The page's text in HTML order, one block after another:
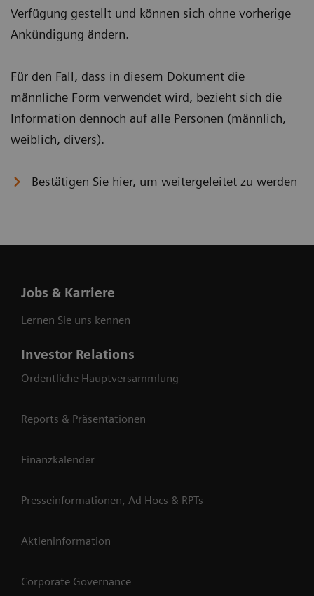
Verfügung gestellt und können sich ohne vorherige
Ankündigung ändern.
Für den Fall, dass in diesem Dokument die
männliche Form verwendet wird, bezieht sich die
Information dennoch auf alle Personen (männlich,
weiblich, divers).
Bestätigen Sie hier, um weitergeleitet zu werden
Jobs & Karriere
Lernen Sie uns kennen
Investor Relations
Ordentliche Hauptversammlung
Reports & Präsentationen
Finanzkalender
Presseinformationen, Ad Hocs & RPTs
Aktieninformation
Corporate Governance